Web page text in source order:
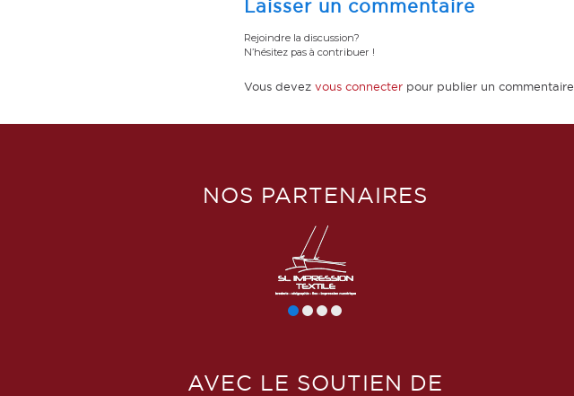
Laisser un commentaire
Rejoindre la discussion?
N’hésitez pas à contribuer !
Vous devez vous connecter pour publier un commentaire.
NOS PARTENAIRES
AVEC LE SOUTIEN DE